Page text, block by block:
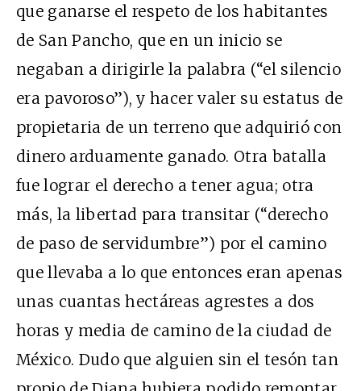
que ganarse el respeto de los habitantes
de San Pancho, que en un inicio se
negaban a dirigirle la palabra (“el silencio
era pavoroso”), y hacer valer su estatus de
propietaria de un terreno que adquirió con
dinero arduamente ganado. Otra batalla
fue lograr el derecho a tener agua; otra
más, la libertad para transitar (“derecho
de paso de servidumbre”) por el camino
que llevaba a lo que entonces eran apenas
unas cuantas hectáreas agrestes a dos
horas y media de camino de la ciudad de
México. Dudo que alguien sin el tesón tan